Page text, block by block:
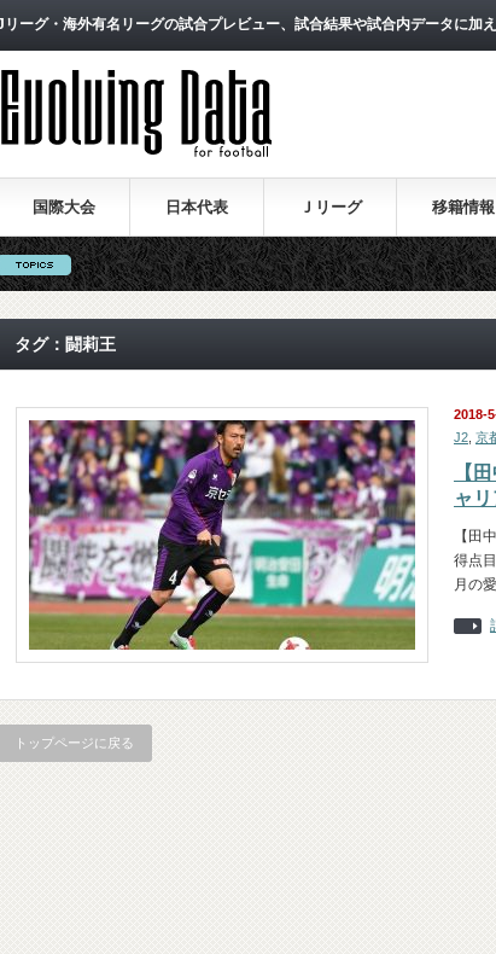
リーグ・海外有名リーグの試合プレビュー、試合結果や試合内データに加
国際大会 日本代表 Ｊリーグ 移籍情報
タグ：闘莉王
2018-
J2 京
【
ャ
【田
得点
月の
トップページに戻る